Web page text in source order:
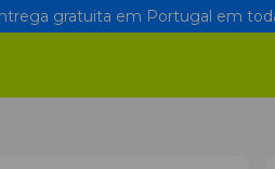
gratuita em Portugal em